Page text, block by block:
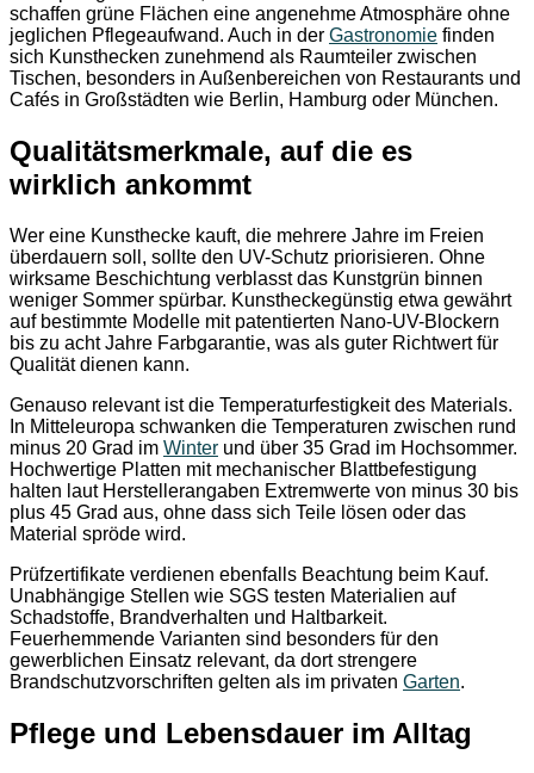
schaffen grüne Flächen eine angenehme Atmosphäre ohne
jeglichen Pflegeaufwand. Auch in der Gastronomie finden
sich Kunsthecken zunehmend als Raumteiler zwischen
Tischen, besonders in Außenbereichen von Restaurants und
Cafés in Großstädten wie Berlin, Hamburg oder München.
Qualitätsmerkmale, auf die es
wirklich ankommt
Wer eine Kunsthecke kauft, die mehrere Jahre im Freien
überdauern soll, sollte den UV-Schutz priorisieren. Ohne
wirksame Beschichtung verblasst das Kunstgrün binnen
weniger Sommer spürbar. Kunstheckegünstig etwa gewährt
auf bestimmte Modelle mit patentierten Nano-UV-Blockern
bis zu acht Jahre Farbgarantie, was als guter Richtwert für
Qualität dienen kann.
Genauso relevant ist die Temperaturfestigkeit des Materials.
In Mitteleuropa schwanken die Temperaturen zwischen rund
minus 20 Grad im Winter und über 35 Grad im Hochsommer.
Hochwertige Platten mit mechanischer Blattbefestigung
halten laut Herstellerangaben Extremwerte von minus 30 bis
plus 45 Grad aus, ohne dass sich Teile lösen oder das
Material spröde wird.
Prüfzertifikate verdienen ebenfalls Beachtung beim Kauf.
Unabhängige Stellen wie SGS testen Materialien auf
Schadstoffe, Brandverhalten und Haltbarkeit.
Feuerhemmende Varianten sind besonders für den
gewerblichen Einsatz relevant, da dort strengere
Brandschutzvorschriften gelten als im privaten Garten.
Pflege und Lebensdauer im Alltag